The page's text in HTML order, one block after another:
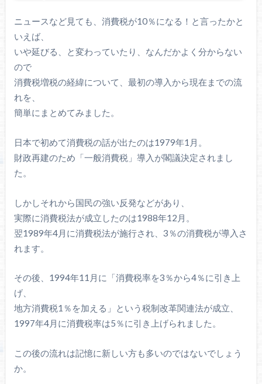
ニュースなど見ても、消費税が10％になる！と言ったかと
いえば、
いや延びる、と変わっていたり、なんだかよく分からない
ので
消費税増税の経緯について、最初の導入から現在までの流
れを、
簡単にまとめてみました。
日本で初めて消費税の話が出たのは1979年1月。
財政再建のため「一般消費税」導入が閣議決定されまし
た。
しかしそれから国民の強い反発などがあり、
実際に消費税法が成立したのは1988年12月。
翌1989年4月に消費税法が施行され、3％の消費税が導入さ
れます。
その後、1994年11月に「消費税率を3％から4％に引き上
げ、
地方消費税1％を加える」という税制改革関連法が成立、
1997年4月に消費税率は5％に引き上げられました。
この後の流れは記憶に新しい方も多いのではないでしょう
か。